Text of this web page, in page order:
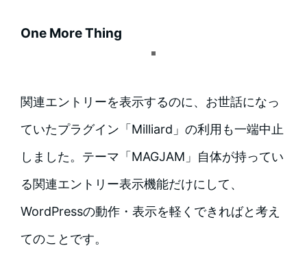
One More Thing
関連エントリーを表示するのに、お世話になっ
ていたプラグイン「Milliard」の利用も一端中止
しました。テーマ「MAGJAM」自体が持ってい
る関連エントリー表示機能だけにして、
WordPressの動作・表示を軽くできればと考え
てのことです。